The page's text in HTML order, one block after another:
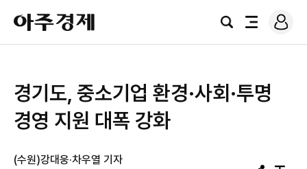
아
주
경
검
전
로
그
경기도, 중소기업 환경·사회·투명
경영 지원 대폭 강화
(수원)강대웅·차우열 기자